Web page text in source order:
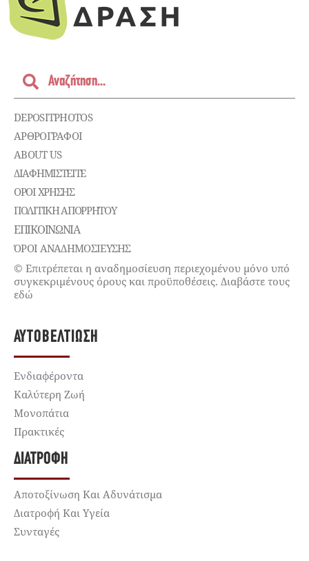
DEPOSITPHOTOS
ΑΡΘΡΟΓΡΑΦΟΙ
ABOUT US
ΔΙΑΦΗΜΙΣΤΕΊΤΕ
ΌΡΟΙ ΧΡΉΣΗΣ
ΠΟΛΙΤΙΚΉ ΑΠΟΡΡΉΤΟΥ
ΕΠΙΚΟΙΝΩΝΊΑ
ΌΡΟΙ ΑΝΑΔΗΜΟΣΙΕΥΣΗΣ
© Επιτρέπεται η αναδημοσίευση περιεχομένου μόνο υπό
συγκεκριμένους όρους και προϋποθέσεις. Διαβάστε τους
εδώ
ΑΥΤΟΒΕΛΤΊΩΣΗ
Ενδιαφέροντα
Καλύτερη Ζωή
Μονοπάτια
Πρακτικές
ΔΙΑΤΡΟΦΉ
Αποτοξίνωση Και Αδυνάτισμα
Διατροφή Και Υγεία
Συνταγές